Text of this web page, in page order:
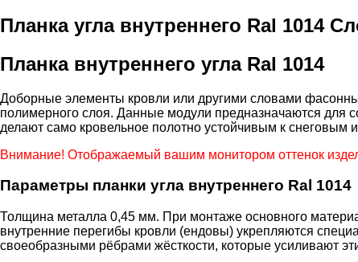
Планка угла внутреннего Ral 1014
Планка внутреннего угла Ral 1014
Доборные элементы кровли или другими словами
полимерного слоя. Данные модули предназначаются для
делают само кровельное полотно устойчивым к снеговым
Внимание! Отображаемый вашим монитором оттенок
Параметры планки угла внутреннего Ral 1014
Толщина металла 0,45 мм. При монтаже основного
внутренние перегибы кровли (ендовы) укрепляются
своеобразными рёбрами жёсткости, которые усиливают